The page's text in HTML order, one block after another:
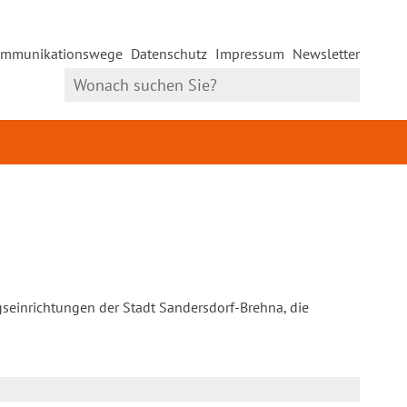
Datenschutz Impressum Newsletter
der Stadt Sandersdorf-Brehna, die